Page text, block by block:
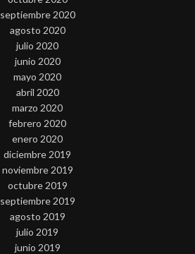
septiembre 2020
agosto 2020
julio 2020
junio 2020
mayo 2020
abril 2020
marzo 2020
febrero 2020
enero 2020
diciembre 2019
noviembre 2019
octubre 2019
septiembre 2019
agosto 2019
julio 2019
junio 2019